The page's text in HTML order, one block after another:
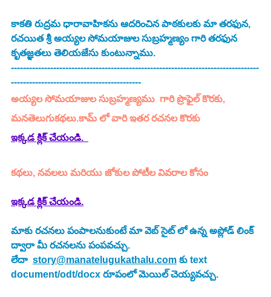
కాకతి రుద్రమ ధారావాహికను ఆదరించిన పాఠకులకు మా తరఫున,
రచయిత శ్రీ అయ్యల సోమయాజుల సుబ్రహ్మణ్యం గారి తరఫున
కృతజ్ఞతలు తెలియజేసు కుంటున్నాము.
----------------------------------------------------------------------------------
-------------------------------------------
అయ్యల సోమయాజుల సుబ్రహ్మణ్యము  గారి ప్రొఫైల్ కొరకు,
మనతెలుగుకథలు.కామ్ లో వారి ఇతర రచనల కొరకు
ఇక్కడ క్లిక్ చేయండి.
కథలు, నవలలు మరియు జోకుల పోటీల వివరాల కోసం
ఇక్కడ క్లిక్ చేయండి.
మాకు రచనలు పంపాలనుకుంటే మా వెబ్ సైట్ లో ఉన్న అప్లోడ్ లింక్
ద్వారా మీ రచనలను పంపవచ్చు.
లేదా story@manatelugukathalu.com కు text
document/odt/docx రూపంలో మెయిల్ చెయ్యవచ్చు.